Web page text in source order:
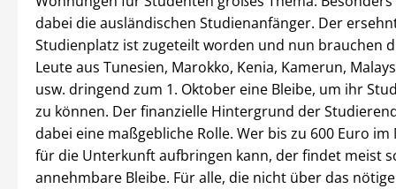
dabei die ausländischen Studienanfänger. Der
Studienplatz ist zugeteilt worden und nun brauchen
Leute aus Tunesien, Marokko, Kenia, Kamerun,
usw. dringend zum 1. Oktober eine Bleibe, um ihr
zu können. Der finanzielle Hintergrund der
dabei eine maßgebliche Rolle. Wer bis zu 600 Euro
für die Unterkunft aufbringen kann, der findet meist
annehmbare Bleibe. Für alle, die nicht über das